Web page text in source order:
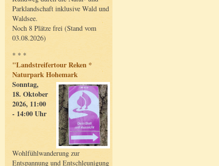
Parklandschaft inklusive Wald und
Waldsee.
Noch 8 Plätze frei (Stand vom
03.08.2026)
* * *
"Landstreifertour Reken *
Naturpark Hohemark
Sonntag,
18. Oktober
2026, 11:00
- 14:00 Uhr
Wohlfühlwanderung zur
Entspannung und Entschleunigung